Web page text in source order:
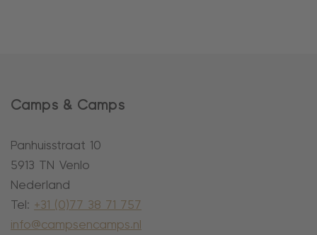
Camps & Camps
Panhuisstraat 10
5913 TN Venlo
Nederland
Tel: +31 (0)77 38 71 757
info@campsencamps.nl